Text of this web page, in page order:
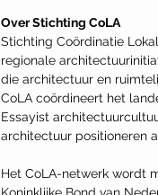
Over Stichting CoLA
Stichting Coördinatie
regionale
die architectuur en
CoLA coördineert het
Essayist
architectuur positioneren
Het CoLA-netwerk wordt